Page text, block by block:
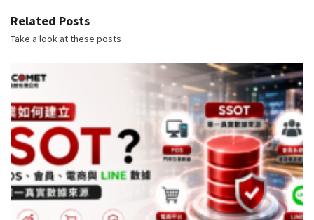
Related Posts
Take a look at these posts